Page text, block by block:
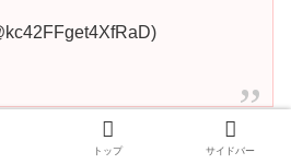
トップ サイドバー